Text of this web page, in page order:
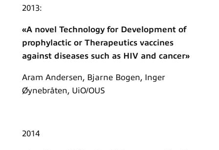
2013:
«A novel Technology for Development of
prophylactic or Therapeutics vaccines
against diseases such as HIV and cancer»
Aram Andersen, Bjarne Bogen, Inger
Øynebråten, UiO/OUS
2014